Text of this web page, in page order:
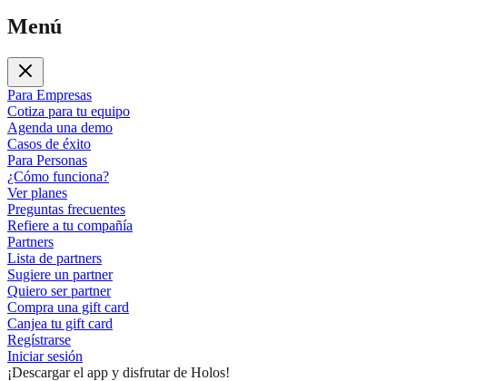
Menú
Para Empresas
Cotiza para tu equipo
Agenda una demo
Casos de éxito
Para Personas
¿Cómo funciona?
Ver planes
Preguntas frecuentes
Refiere a tu compañía
Partners
Lista de partners
Sugiere un partner
Quiero ser partner
Compra una gift card
Canjea tu gift card
Regístrarse
Iniciar sesión
¡Descargar el app y disfrutar de Holos!